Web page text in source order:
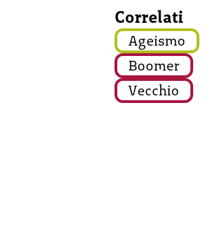
Correlati
Ageismo
Boomer
Vecchio